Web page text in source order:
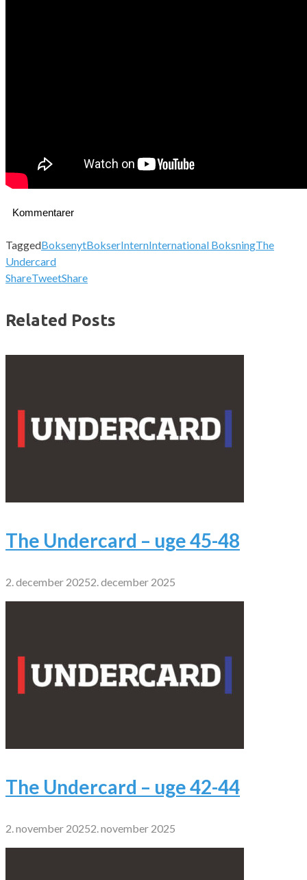
Kommentarer
TaggedBoksenytBokserInternInternational BoksningThe
Undercard
ShareTweetShare
Related Posts
The Undercard – uge 45-48
2. december 20252. december 2025
The Undercard – uge 42-44
2. november 20252. november 2025